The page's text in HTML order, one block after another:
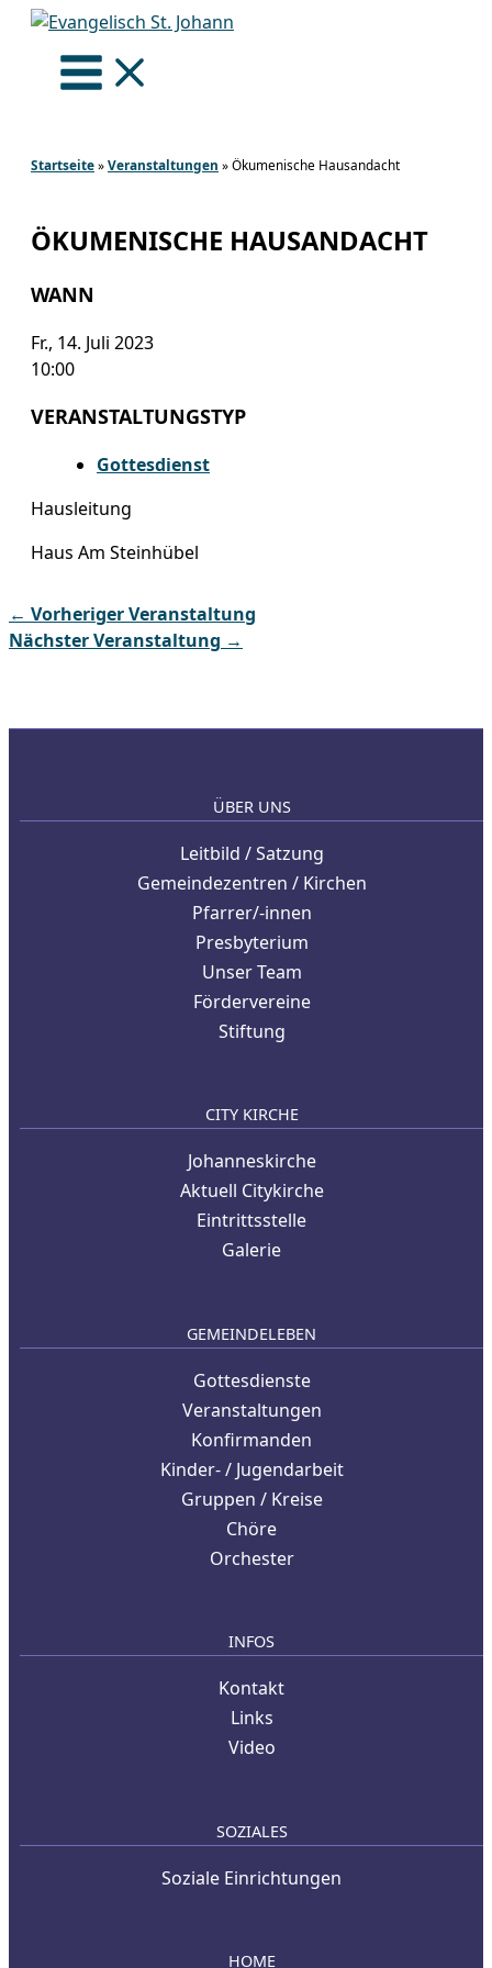
Zum
springen
Startseite»Veranstaltungen »Ökumenische Hausandacht
ÖKUMENISCHE HAUSANDACHT
WANN
Fr., 14. Juli 2023
10:00
VERANSTALTUNGSTYP
Gottesdienst
Hausleitung
Haus Am Steinhübel
← Vorheriger Veranstaltung
Nächster Veranstaltung →
ÜBER UNS
Leitbild / Satzung
Gemeindezentren / Kirchen
Pfarrer/-innen
Presbyterium
Unser Team
Fördervereine
Stiftung
CITY KIRCHE
Johanneskirche
Aktuell Citykirche
Eintrittsstelle
Galerie
GEMEINDELEBEN
Gottesdienste
Veranstaltungen
Konfirmanden
Kinder- / Jugendarbeit
Gruppen / Kreise
Chöre
Orchester
INFOS
Kontakt
Links
Video
SOZIALES
Soziale Einrichtungen
HOME